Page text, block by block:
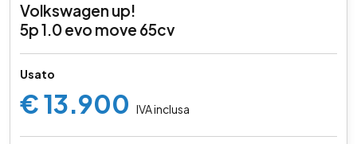
Volkswagen up!
5p 1.0 evo move 65cv
Usato
€ 13.900 IVA inclusa